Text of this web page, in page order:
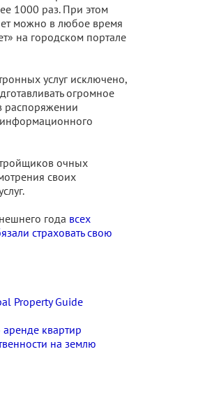
1000 раз. При этом
можно в любое время
на городском портале
услуг исключено,
огромное
распоряжении
очных
своих
года всех
страховать свою
Property Guide
квартир
на землю